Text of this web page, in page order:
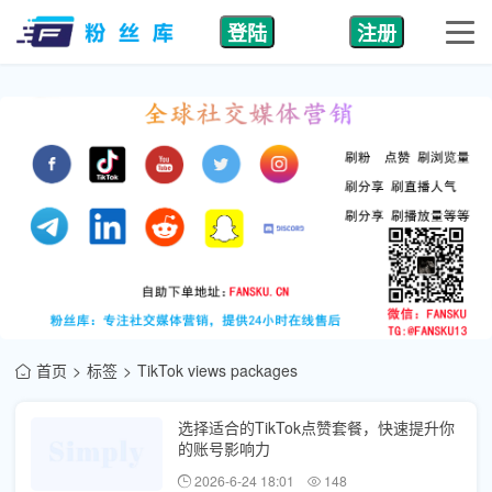
登陆 注册
首页 标签 TikTok views packages
选择适合的TikTok点赞套餐，快速提升你
的账号影响力
2026-6-24 18:01 148